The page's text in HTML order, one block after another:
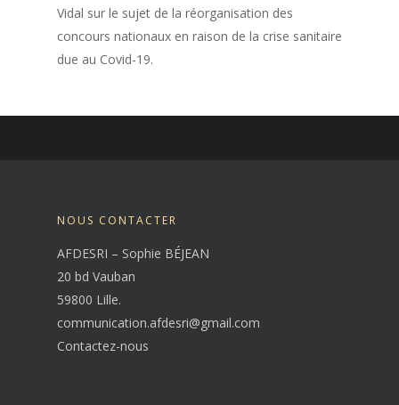
Vidal sur le sujet de la réorganisation des
concours nationaux en raison de la crise sanitaire
due au Covid-19.
NOUS CONTACTER
AFDESRI – Sophie BÉJEAN
20 bd Vauban
59800 Lille.
communication.afdesri@gmail.com
Contactez-nous